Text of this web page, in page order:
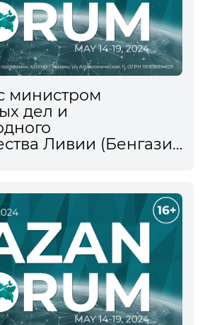
министром
дел и
Ливии (Бенгази)
Международном
форуме